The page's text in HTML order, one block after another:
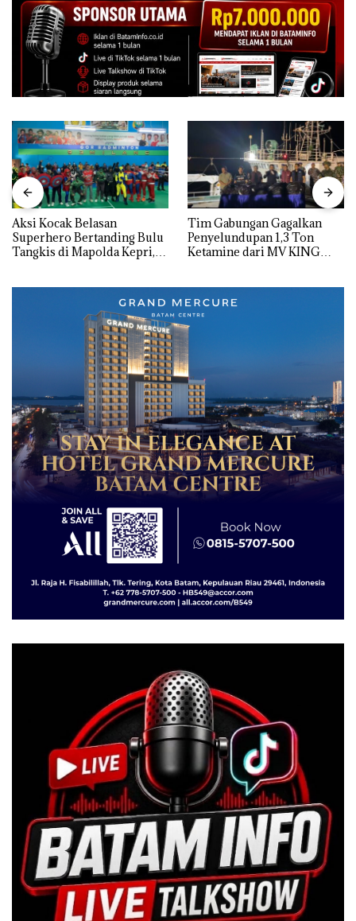
Aksi Kocak Belasan
Superhero Bertanding Bulu
Tangkis di Mapolda Kepri,
Tim Gabungan Gagalkan
Penyelundupan 1,3 Ton
Ketamine dari MV KING